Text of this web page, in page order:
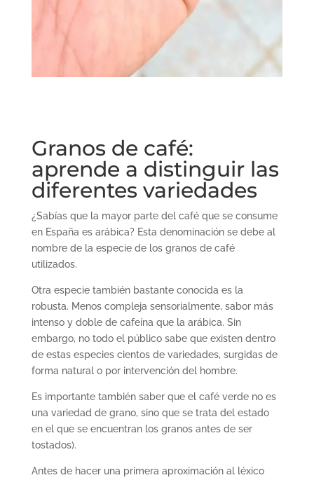
Granos de café:
aprende a distinguir las
diferentes variedades
¿Sabías que la mayor parte del café que se consume
en España es arábica? Esta denominación se debe al
nombre de la especie de los granos de café
utilizados.
Otra especie también bastante conocida es la
robusta. Menos compleja sensorialmente, sabor más
intenso y doble de cafeína que la arábica. Sin
embargo, no todo el público sabe que existen dentro
de estas especies cientos de variedades, surgidas de
forma natural o por intervención del hombre.
Es importante también saber que el café verde no es
una variedad de grano, sino que se trata del estado
en el que se encuentran los granos antes de ser
tostados).
Antes de hacer una primera aproximación al léxico